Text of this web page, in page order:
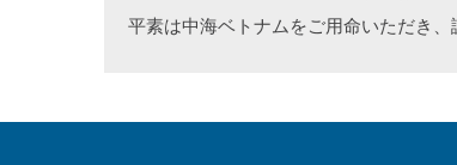
平素は中海ベトナムをご用命いただき